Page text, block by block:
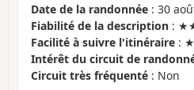
Date de la randonnée : 30
Fiabilité de la description :
Facilité à suivre l'itinéraire :
Intérêt du circuit de
Circuit très fréquenté : Non